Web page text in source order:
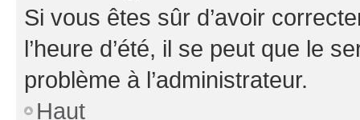
Si vous êtes sûr d’avoir
l’heure d’été, il se peut que le
problème à l’administrateur.
Haut